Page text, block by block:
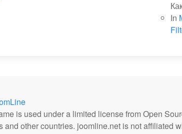
In
is used under a limited license from Open
and other countries. joomline.net is not affiliated